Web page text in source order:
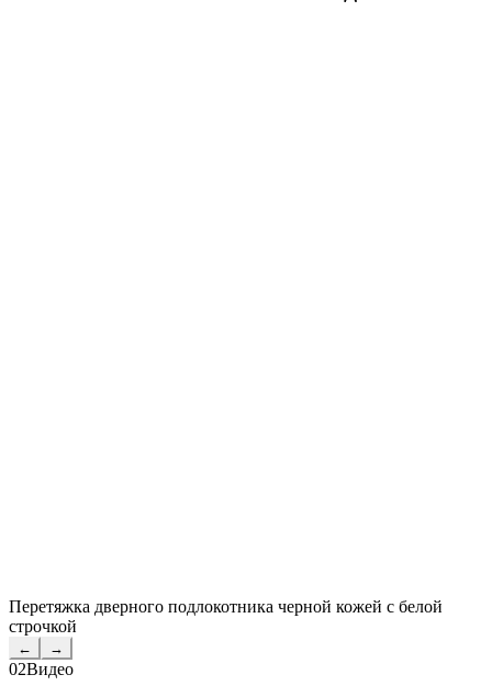
Перетяжка дверного подлокотника черной кожей с белой
строчкой
← →
02Видео